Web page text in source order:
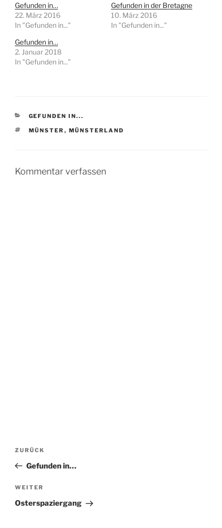
Gefunden in…
22. März 2016
In "Gefunden in..."
Gefunden in der Bretagne
10. März 2016
In "Gefunden in..."
Gefunden in…
2. Januar 2018
In "Gefunden in..."
KATEGORIEN
GEFUNDEN IN...
SCHLAGWÖRTER
MÜNSTER , MÜNSTERLAND
Kommentar verfassen
Beitragsnavigation
Vorheriger
Beitrag
ZURÜCK
Gefunden in…
Nächster
Beitrag
WEITER
Osterspaziergang